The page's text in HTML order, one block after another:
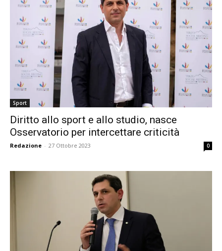
Sport
Diritto allo sport e allo studio, nasce
Osservatorio per intercettare criticità
Redazione - 27 Ottobre 2023 0